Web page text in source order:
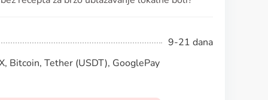
9-21 dana
Bitcoin, Tether (USDT), GooglePay